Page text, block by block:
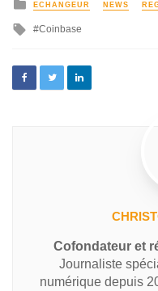
ECHANGEUR NEWS
Coinbase
Cofondateur et
Journaliste
numérique depuis